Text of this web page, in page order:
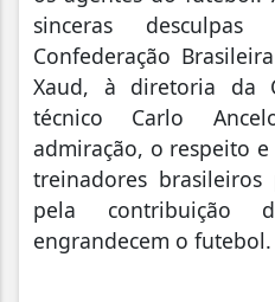
sinceras
Confederação
Xaud, à diretoria da
técnico Carlo
admiração, o respeito
treinadores
pela
engrandecem o futebol.